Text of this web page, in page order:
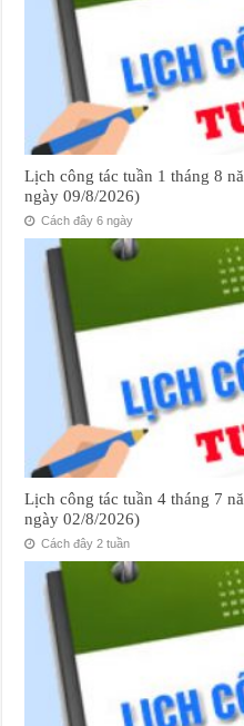
Lịch công tác tuần 1 tháng 8
ngày 09/8/2026)
Cách đây 6 ngày
Lịch công tác tuần 4 tháng 7
ngày 02/8/2026)
Cách đây 2 tuần